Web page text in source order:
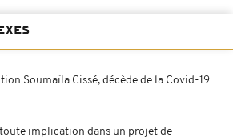
Soumaïla Cissé, décède de la Covid-19
implication dans un projet de